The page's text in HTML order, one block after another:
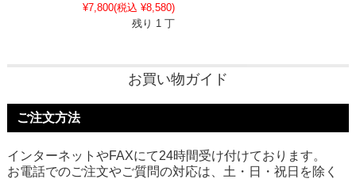
¥7,800(税込 ¥8,580)
残り 1 丁
お買い物ガイド
ご注文方法
インターネットやFAXにて24時間受け付けております。
お電話でのご注文やご質問の対応は、土・日・祝日を除く